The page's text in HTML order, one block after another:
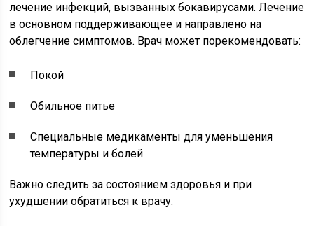
лечение инфекций, вызванных бокавирусами. Лечение
в основном поддерживающее и направлено на
облегчение симптомов. Врач может порекомендовать:
Покой
Обильное питье
Специальные медикаменты для уменьшения
температуры и болей
Важно следить за состоянием здоровья и при
ухудшении обратиться к врачу.